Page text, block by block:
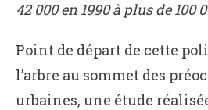
42 000 en 1990 à plus de 100
Point de départ de cette
l’arbre au sommet des
urbaines, une étude